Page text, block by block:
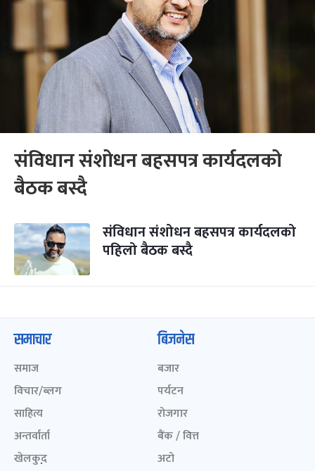
संविधान संशोधन बहसपत्र कार्यदलको
बैठक बस्दै
संविधान संशोधन बहसपत्र कार्यदलको
पहिलो बैठक बस्दै
समाचार
समाज
विचार/ब्लग
साहित्य
अन्तर्वार्ता
खेलकुद़़
बिजनेस
बजार
पर्यटन
रोजगार
बैंक / वित्त
अटो